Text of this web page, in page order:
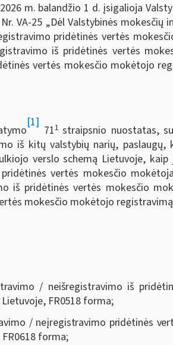
m. balandžio 1 d. įsigalioja
VA-25 „Dėl Valstybinės
pridėtinės vertės
iš pridėtinės vertės
vertės mokesčio mokėtojo
[1]
711 straipsnio nuostatas,
iš kitų valstybių narių,
verslo schemą Lietuvoje,
vertės mokesčio
iš pridėtinės vertės mokesčio
mokesčio mokėtojo
/ neišregistravimo iš
FR0518 forma;
/ neįregistravimo pridėtinės
forma;